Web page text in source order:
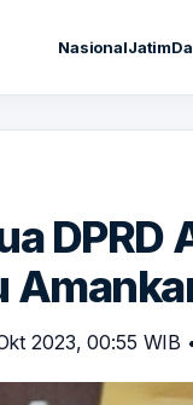
NasionalJatim
DPRD
2023, 00:55 WIB